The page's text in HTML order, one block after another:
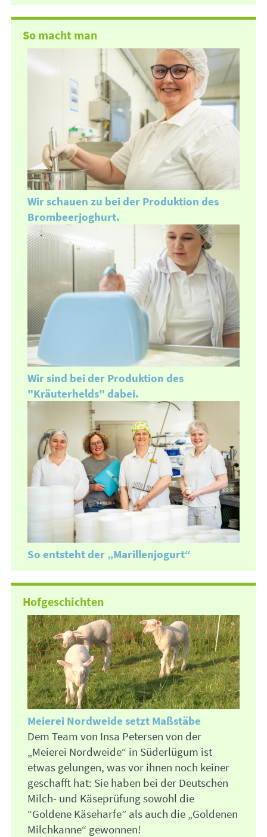
So macht man
Wir schauen zu bei der Produktion des
Brombeerjoghurt.
Wir sind bei der Produktion des
"Kräuterhelds" dabei.
So entsteht der „Marillenjogurt“
Hofgeschichten
Meierei Nordweide setzt Maßstäbe
Dem Team von Insa Petersen von der
„Meierei Nordweide“ in Süderlügum ist
etwas gelungen, was vor ihnen noch keiner
geschafft hat: Sie haben bei der Deutschen
Milch- und Käseprüfung sowohl die
“Goldene Käseharfe” als auch die „Goldenen
Milchkanne“ gewonnen!